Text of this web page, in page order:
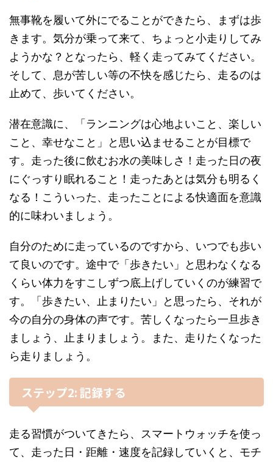
無事靴を履いて外にでることができたら、まずは歩
きます。気分が乗って来て、ちょっと小走りしてみ
ようかな？となったら、軽く走ってみてください。
そして、息が苦しい等の不快を感じたら、走るのは
止めて、歩いてください。
潜在意識に、「ランニングは心地よいこと、楽しい
こと、幸せなこと」と思い込ませることが目標で
す。走った後に飲むお水の美味しさ！走った日の夜
にぐっすり眠れること！走ったあとは気分も明るく
なる！こういった、走ったことによる快適面を意識
的に味わいましょう。
自分のために走っているのですから、いつでも歩い
て良いのです。途中で「歩きたい」と思わなくなる
くらい体力をすこしずつ底上げしていくのが練習で
す。「歩きたい、止まりたい」と思ったら、それが
今の自分の身体の声です。苦しくなったら一旦歩き
ましょう、止まりましょう。また、走りたくなった
ら走りましょう。
ステップ2: 記録する
走る習慣がついてきたら、スマートウォッチを使っ
て、走った日・距離・速度を記録していくと、モチ